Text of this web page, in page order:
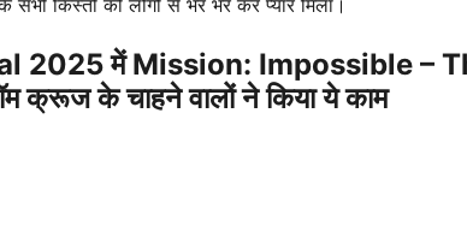
2025 में Mission: Impossible –
क्रूज के चाहने वालों ने किया ये काम